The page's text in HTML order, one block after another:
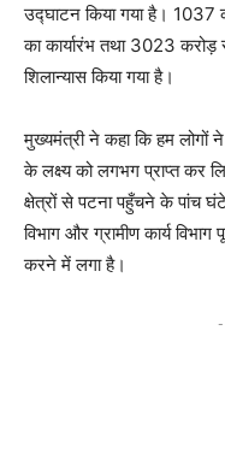
उद्घाटन किया गया है। 1037
का कार्यारंभ तथा 3023
शिलान्यास किया गया है।
मुख्यमंत्री ने कहा कि हम
के लक्ष्य को लगभग प्राप्त कर
क्षेत्रों से पटना पहुँचने के पांच
विभाग और ग्रामीण कार्य
करने में लगा है।
-